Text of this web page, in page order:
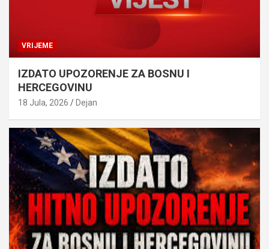
VRIJEME
IZDATO UPOZORENJE ZA BOSNU I
HERCEGOVINU
18 Jula, 2026 Dejan